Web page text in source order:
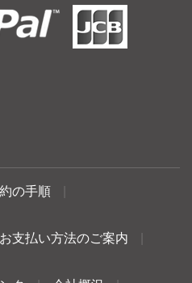
の手順
お支払い方法のご案内